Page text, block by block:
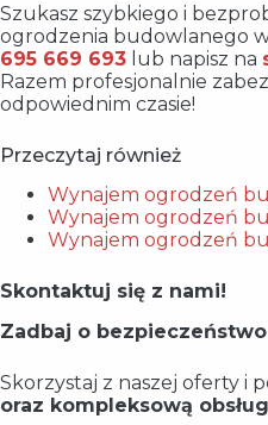
Szukasz szybkiego i
ogrodzenia budowlanego
695 669 693 lub napisz na
Razem profesjonalnie
odpowiednim czasie!
Przeczytaj również
Wynajem ogrodzeń
Wynajem ogrodzeń
Wynajem ogrodzeń
Skontaktuj się z nami!
Zadbaj o
Skorzystaj z naszej oferty i
oraz kompleksową